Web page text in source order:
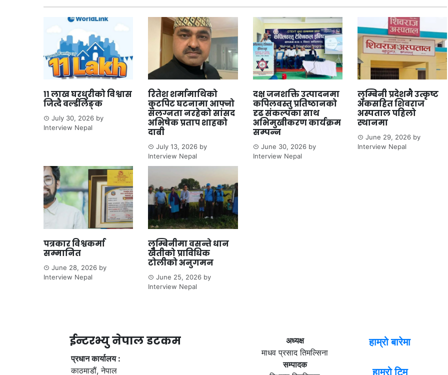
११ लाख घरधुरीको विश्वास
जित्दै वर्ल्डलिङ्क
July 30, 2026 by
Interview Nepal
रितेश शर्मामाथिको
कुटपिट घटनामा आफ्नो
संलग्नता नरहेको सांसद
अभिषेक प्रताप शाहको
दाबी
July 13, 2026 by
Interview Nepal
दक्ष जनशक्ति उत्पादनमा
कपिलवस्तु प्रतिष्ठानको
दृढ संकल्पका साथ
अभिमुखीकरण कार्यक्रम
सम्पन्न
June 30, 2026by
Interview Nepal
लुम्बिनी प्रदेशमै उत्कृष्ट
अंकसहित शिवराज
अस्पताल पहिलो
स्थानमा
June 29, 2026by
Interview Nepal
पत्रकार विश्वकर्मा
सम्मानित
June 28, 2026 by
Interview Nepal
लुम्बिनीमा वसन्ते धान
खेतीको प्राविधिक
टोलीको अनुगमन
June 25, 2026 by
Interview Nepal
ईन्टरभ्यु नेपाल डटकम
प्रधान कार्यालय :
काठमाडौं, नेपाल
अध्यक्ष
माधव प्रसाद तिमल्सिना
सम्पादक
हाम्रो बारेमा
हाम्रो टिम